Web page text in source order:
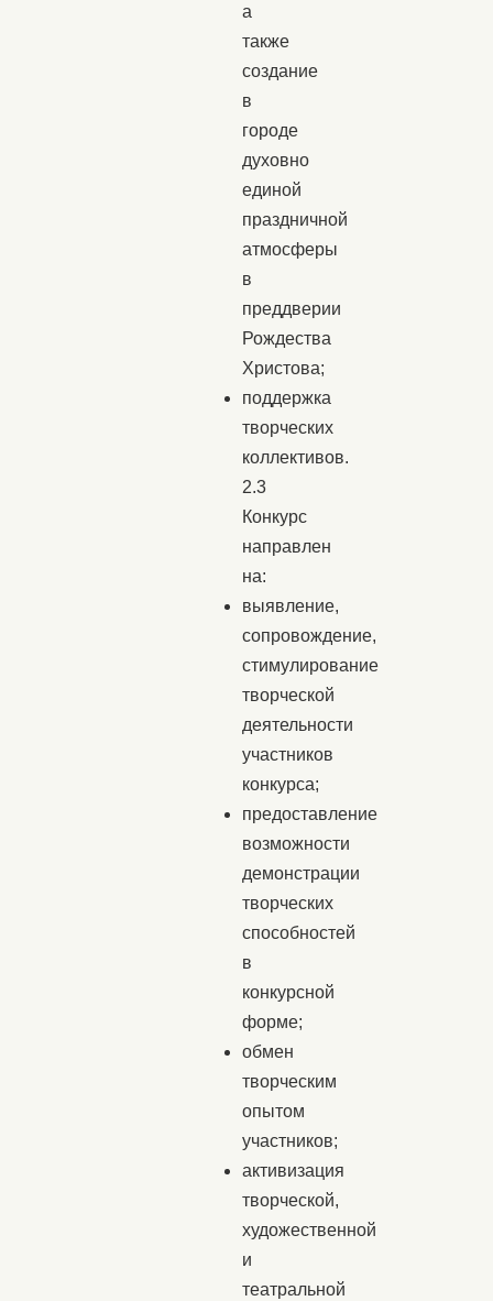
а
также
создание
в
городе
духовно
единой
праздничной
атмосферы
в
преддверии
Рождества
Христова;
поддержка
творческих
коллективов.
2.3
Конкурс
направлен
на:
выявление,
сопровождение,
стимулирование
творческой
деятельности
участников
конкурса;
предоставление
возможности
демонстрации
творческих
способностей
в
конкурсной
форме;
обмен
творческим
опытом
участников;
активизация
творческой,
художественной
и
театральной